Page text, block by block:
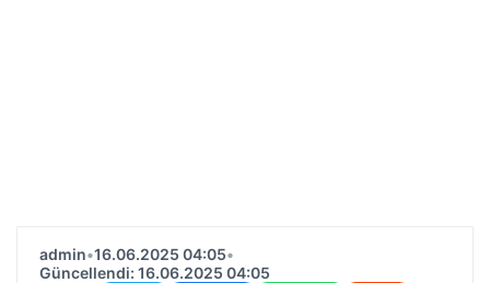
admin•16.06.2025 04:05•
Güncellendi: 16.06.2025 04:05